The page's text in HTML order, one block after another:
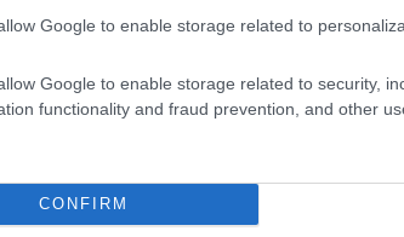
Google to enable storage related to
Google to enable storage related to security,
functionality and fraud prevention, and other
CONFIRM
340 γρ. το καθένα έτοιμη κρέμα
λεμονιού
ξύσμα από 1 μεγάλο λεμόνι
για το βρέξιμο των μπισκότων
και ζαχαρωμένες φέτες